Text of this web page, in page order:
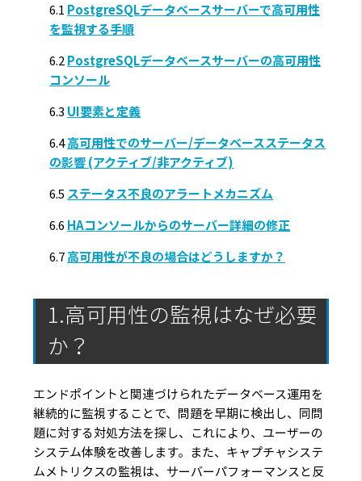
6.1 PostgreSQLデータベースサーバーで高可用性
を監視する手順
6.2PostgreSQLデータベースサーバーの高可用性
コンソール
6.3 UI要素と定義
6.4高可用性でのサーバー/データベースステータス
の影響 (アクティブ/非アクティブ)
6.5 ステータス不良のアラートメカニズム
6.6 HAコンソールからのサーバー詳細の修正
6.7高可用性が不良の場合はどうしますか？
1.高可用性の監視はなぜ必要
か？
エンドポイントと関連づけられたデータベース運用を
継続的に監視することで、問題を早期に検出し、同問
題に対する対処方法を探し、これにより、ユーザーの
システム体験を改善します。また、キャプチャシステ
ムメトリクスの監視は、サーバーパフォーマンスと反